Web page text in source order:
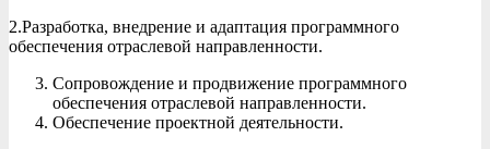
2.Разработка, внедрение и адаптация программного
обеспечения отраслевой направленности.
Сопровождение и продвижение программного
обеспечения отраслевой направленности.
Обеспечение проектной деятельности.